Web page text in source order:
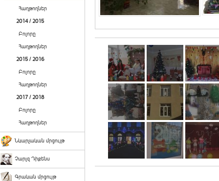
Հաղթողներ
2014 / 2015
Բոլորը
Հաղթողներ
2015 / 2016
Բոլորը
Հաղթողներ
2017 / 2018
Բոլորը
Հաղթողներ
Նկարչական մրցույթ
Չարլզ Դիքենս
Գրական մրցույթ